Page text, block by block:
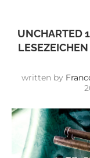
UNCHARTED
written by